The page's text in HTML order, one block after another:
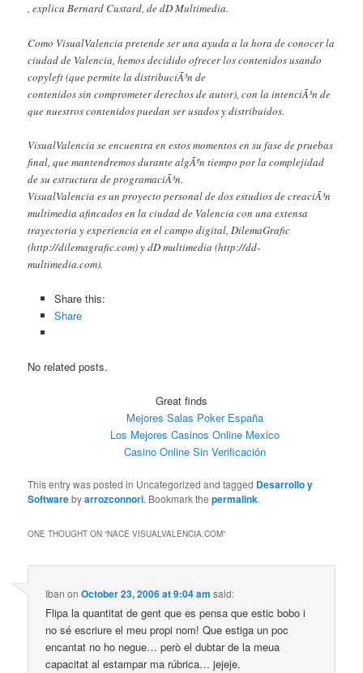
, explica Bernard Custard, de dD Multimedia.
Como VisualValencia pretende ser una ayuda a la hora de conocer la
ciudad de Valencia, hemos decidido ofrecer los contenidos usando
copyleft (que permite la distribuciÃ³n de
contenidos sin comprometer derechos de autor), con la intenciÃ³n de
que nuestros contenidos puedan ser usados y distribuidos.
VisualValencia se encuentra en estos momentos en su fase de pruebas
final, que mantendremos durante algÃºn tiempo por la complejidad
de su estructura de programaciÃ³n.
VisualValencia es un proyecto personal de dos estudios de creaciÃ³n
multimedia afincados en la ciudad de Valencia con una extensa
trayectoria y experiencia en el campo digital, DilemaGrafic
(http://dilemagrafic.com) y dD multimedia (http://dd-
multimedia.com).
Share this:
Share
No related posts.
Great finds
Mejores Salas Poker España
Los Mejores Casinos Online Mexico
Casino Online Sin Verificación
This entry was posted in Uncategorized and tagged Desarrollo y
Softwarebyarrozconnori. Bookmark thepermalink.
ONE THOUGHT ON “NACE VISUALVALENCIA.COM”
Iban onOctober 23, 2006 at 9:04 am said:
Flipa la quantitat de gent que es pensa que estic bobo i
no sé escriure el meu propi nom! Que estiga un poc
encantat no ho negue… però el dubtar de la meua
capacitat al estampar ma rúbrica… jejeje.